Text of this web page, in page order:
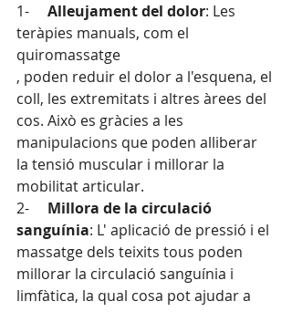
1- Alleujament del dolor: Les
teràpies manuals, com el
quiromassatge
, poden reduir el dolor a l'esquena, el
coll, les extremitats i altres àrees del
cos. Això es gràcies a les
manipulacions que poden alliberar
la tensió muscular i millorar la
mobilitat articular.
2- Millora de la circulació
sanguínia: L' aplicació de pressió i el
massatge dels teixits tous poden
millorar la circulació sanguínia i
limfàtica, la qual cosa pot ajudar a